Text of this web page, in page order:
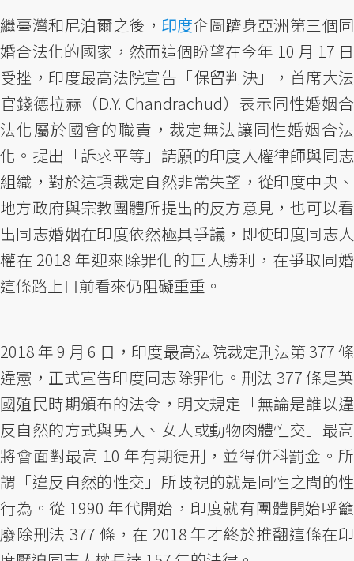
繼臺灣和尼泊爾之後， 印度企圖躋身亞洲第三個同
婚合法化的國家，然而這個盼望在今年 10 月 17 日
受挫，印度最高法院宣告「保留判決」，首席大法
官錢德拉赫（D.Y. Chandrachud）表示同性婚姻合
法化屬於國會的職責，裁定無法讓同性婚姻合法
化。提出「訴求平等」請願的印度人權律師與同志
組織，對於這項裁定自然非常失望，從印度中央、
地方政府與宗教團體所提出的反方意見，也可以看
出同志婚姻在印度依然極具爭議，即使印度同志人
權在 2018 年迎來除罪化的巨大勝利，在爭取同婚
這條路上目前看來仍阻礙重重。
2018 年 9 月 6 日，印度最高法院裁定刑法第 377 條
違憲，正式宣告印度同志除罪化。刑法 377 條是英
國殖民時期頒布的法令，明文規定「無論是誰以違
反自然的方式與男人、女人或動物肉體性交」最高
將會面對最高 10 年有期徒刑，並得併科罰金。所
謂「違反自然的性交」所歧視的就是同性之間的性
行為。從 1990 年代開始，印度就有團體開始呼籲
廢除刑法 377 條，在 2018 年才終於推翻這條在印